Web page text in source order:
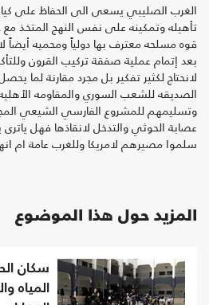
الغرب الصليبي يسعى الى الحفاظ على
تأهيله وتمكينه على نفس النهج المتخذ مع
قوه مسلحه معترف بها دولياً ومحميه أيضاً
بعد إتمام عملية صفقة تركيب القرون
لانحتاج لكثير تفكير بل مجرد مقارنة لما
الصديقه للشعب السوري والمقاومه
وتسليمهم للمشروع الفارسي الشيعي
عصابة الحوثي والتدخل لانقاذها فهل
سلموا مصيرهم لامريكا وللغرب عامة ام
المزيد حول هذا الموضوع
سكان
المياه